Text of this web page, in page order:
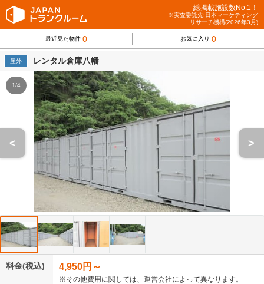
総掲載施設数No.1！
※実査委託先:日本マーケティング
リサーチ機構(2026年3月)
最近見た物件 0 お気に入り 0
屋外 レンタル倉庫八幡
1/4
< >
料金(税込) 4,950円～
※その他費用に関しては、運営会社によって異なります。